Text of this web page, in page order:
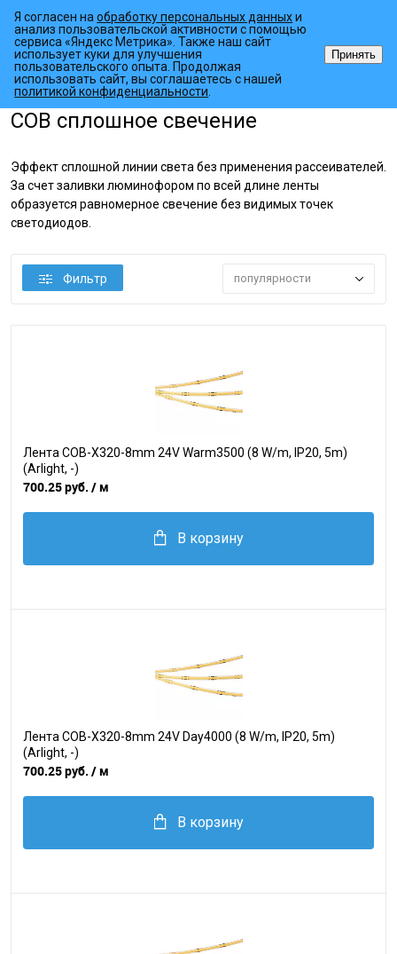
Главная страница • Каталог товаров • Светодиодные ленты
COB сплошное свечение
Эффект сплошной линии света без применения рассеивателей.
За счет заливки люминофором по всей длине ленты
образуется равномерное свечение без видимых точек
светодиодов.
Фильтр популярности
Лента COB-X320-8mm 24V Warm3500 (8 W/m, IP20, 5m)
(Arlight, -)
700.25 руб. / м
В корзину
Лента COB-X320-8mm 24V Day4000 (8 W/m, IP20, 5m)
(Arlight, -)
700.25 руб. / м
В корзину
Я согласен наобработку персональных данныхи
анализ пользовательской активности с помощью
сервиса «Яндекс Метрика». Также наш сайт
использует куки для улучшения
пользовательского опыта. Продолжая
использовать сайт, вы соглашаетесь с нашей
политикой конфиденциальности
Принять